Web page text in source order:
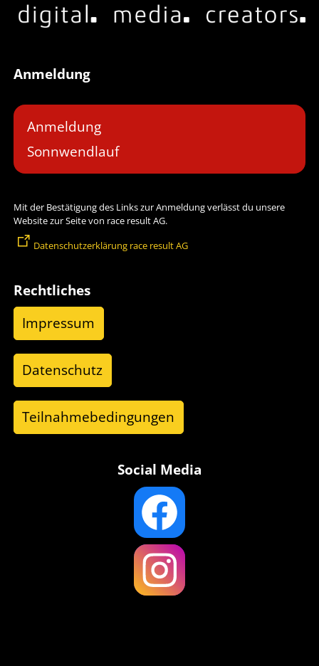
Anmeldung
Anmeldung
Sonnwendlauf
Mit der Bestätigung des Links zur Anmeldung verlässt du unsere
Website zur Seite von race result AG.
Datenschutzerklärung race result AG
Rechtliches
Impressum
Datenschutz
Teilnahmebedingungen
Social Media